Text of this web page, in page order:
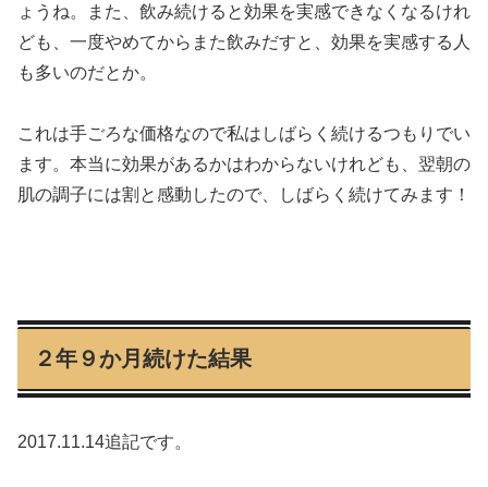
ょうね。また、飲み続けると効果を実感できなくなるけれ
ども、一度やめてからまた飲みだすと、効果を実感する人
も多いのだとか。
これは手ごろな価格なので私はしばらく続けるつもりでい
ます。本当に効果があるかはわからないけれども、翌朝の
肌の調子には割と感動したので、しばらく続けてみます！
２年９か月続けた結果
2017.11.14追記です。